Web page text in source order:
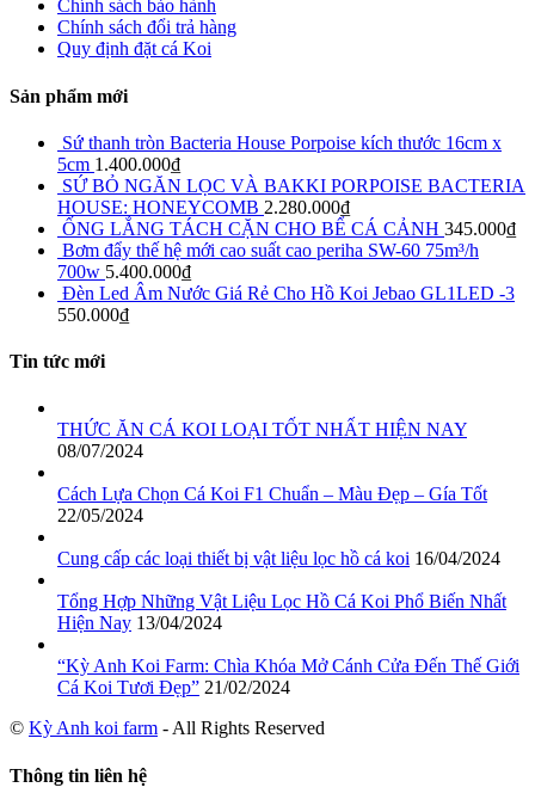
Chính sách bảo hành
Chính sách đổi trả hàng
Quy định đặt cá Koi
Sản phẩm mới
Sứ thanh tròn Bacteria House Porpoise kích thước 16cm x
5cm 1.400.000₫
SỨ BỎ NGĂN LỌC VÀ BAKKI PORPOISE BACTERIA
HOUSE: HONEYCOMB 2.280.000₫
ỐNG LẮNG TÁCH CẶN CHO BỂ CÁ CẢNH 345.000₫
Bơm đẩy thế hệ mới cao suất cao periha SW-60 75m³/h
700w 5.400.000₫
Đèn Led Âm Nước Giá Rẻ Cho Hồ Koi Jebao GL1LED -3
550.000₫
Tin tức mới
THỨC ĂN CÁ KOI LOẠI TỐT NHẤT HIỆN NAY
08/07/2024
Cách Lựa Chọn Cá Koi F1 Chuẩn – Màu Đẹp – Gía Tốt
22/05/2024
Cung cấp các loại thiết bị vật liệu lọc hồ cá koi 16/04/2024
Tổng Hợp Những Vật Liệu Lọc Hồ Cá Koi Phổ Biến Nhất
Hiện Nay 13/04/2024
“Kỳ Anh Koi Farm: Chìa Khóa Mở Cánh Cửa Đến Thế Giới
Cá Koi Tươi Đẹp” 21/02/2024
© Kỳ Anh koi farm - All Rights Reserved
Thông tin liên hệ